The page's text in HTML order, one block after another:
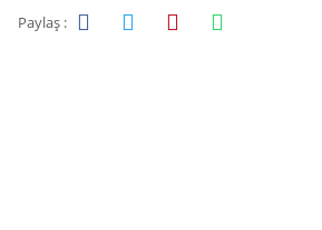
Paylaş :